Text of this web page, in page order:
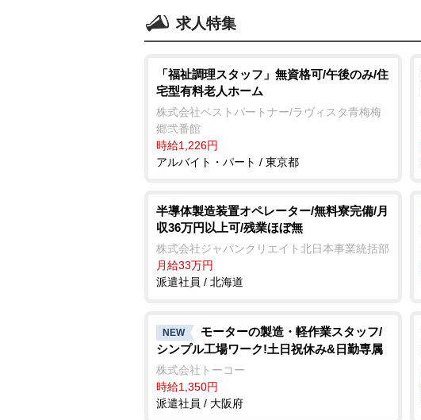
求人特集
「福祉調理スタッフ」無資格可/午後のみ/住
宅型有料老人ホーム
株式会社ベストパートナー/ラヴィスタ青梅梅
郷弐番館
時給1,226円
アルバイト・パート / 東京都
半導体製造装置オペレーター/無料寮完備/月
収36万円以上可/残業ほぼ無
株式会社ジャパンクリエイト北日本事業統括部
月給33万円
派遣社員 / 北海道
NEW
モーターの製造・軽作業スタッフ/
シンプル工場ワーク!土日祝休み&日勤専属
株式会社トーコー
時給1,350円
派遣社員 / 大阪府